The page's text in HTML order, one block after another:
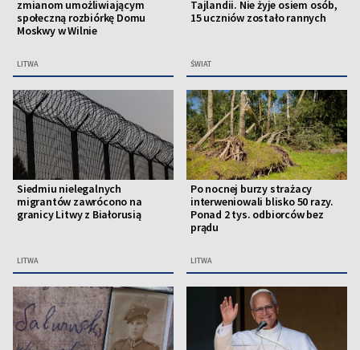
zmianom umożliwiającym
społeczną rozbiórkę Domu
Moskwy w Wilnie
LITWA
Tajlandii. Nie żyje osiem osób,
15 uczniów zostało rannych
ŚWIAT
Siedmiu nielegalnych
migrantów zawrócono na
granicy Litwy z Białorusią
LITWA
Po nocnej burzy strażacy
interweniowali blisko 50 razy.
Ponad 2 tys. odbiorców bez
prądu
LITWA